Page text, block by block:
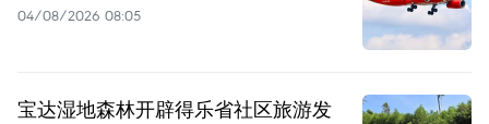
04/08/2026 08:05
宝达湿地森林开辟得乐省社区旅游发